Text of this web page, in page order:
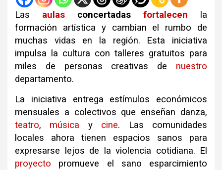
Las aulas concertadas fortalecen la
formación artística y cambian el rumbo de
muchas vidas en la región. Esta iniciativa
impulsa la cultura con talleres gratuitos para
miles de personas creativas de nuestro
departamento.
La iniciativa entrega estímulos económicos
mensuales a colectivos que enseñan danza,
teatro, música y cine. Las comunidades
locales ahora tienen espacios sanos para
expresarse lejos de la violencia cotidiana. El
proyecto promueve el sano esparcimiento